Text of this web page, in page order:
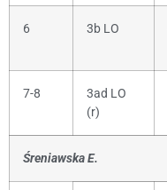
6 3b LO
7-8
3ad LO
(r)
Śreniawska E.